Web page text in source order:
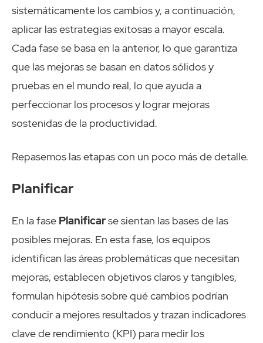
sistemáticamente los cambios y, a continuación,
aplicar las estrategias exitosas a mayor escala.
Cada fase se basa en la anterior, lo que garantiza
que las mejoras se basan en datos sólidos y
pruebas en el mundo real, lo que ayuda a
perfeccionar los procesos y lograr mejoras
sostenidas de la productividad.
Repasemos las etapas con un poco más de detalle.
Planificar
En la fase Planificarse sientan las bases de las
posibles mejoras. En esta fase, los equipos
identifican las áreas problemáticas que necesitan
mejoras, establecen objetivos claros y tangibles,
formulan hipótesis sobre qué cambios podrían
conducir a mejores resultados y trazan indicadores
clave de rendimiento (KPI) para medir los